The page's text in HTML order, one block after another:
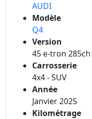
AUDI
Modèle
Q4
Version
45 e-tron 285ch
Carrosserie
4x4 - SUV
Année
Janvier 2025
Kilométrage